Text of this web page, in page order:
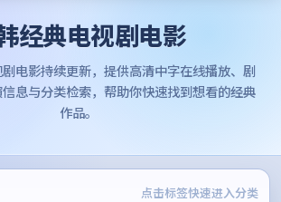
经典电视剧电影
电影持续更新，提供高清中字在线播放、剧
息与分类检索，帮助你快速找到想看的经典
作品。
点击标签快速进入分类